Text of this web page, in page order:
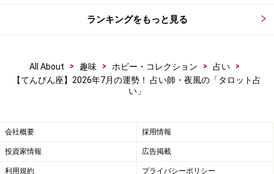
ランキングをもっと見る
All About > 趣味 > ホビー・コレクション > 占い
>
【てんびん座】2026年7月の運勢！ 占い師・夜風の「タロット占
い」
会社概要 採用情報
投資家情報 広告掲載
利用規約 プライバシーポリシー